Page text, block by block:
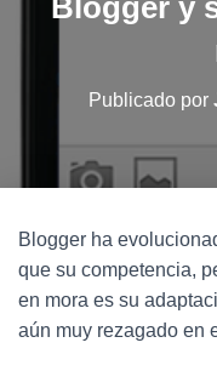
Blogger y
Publicado por
Blogger ha
que su competencia,
en mora es su
aún muy rezagado en